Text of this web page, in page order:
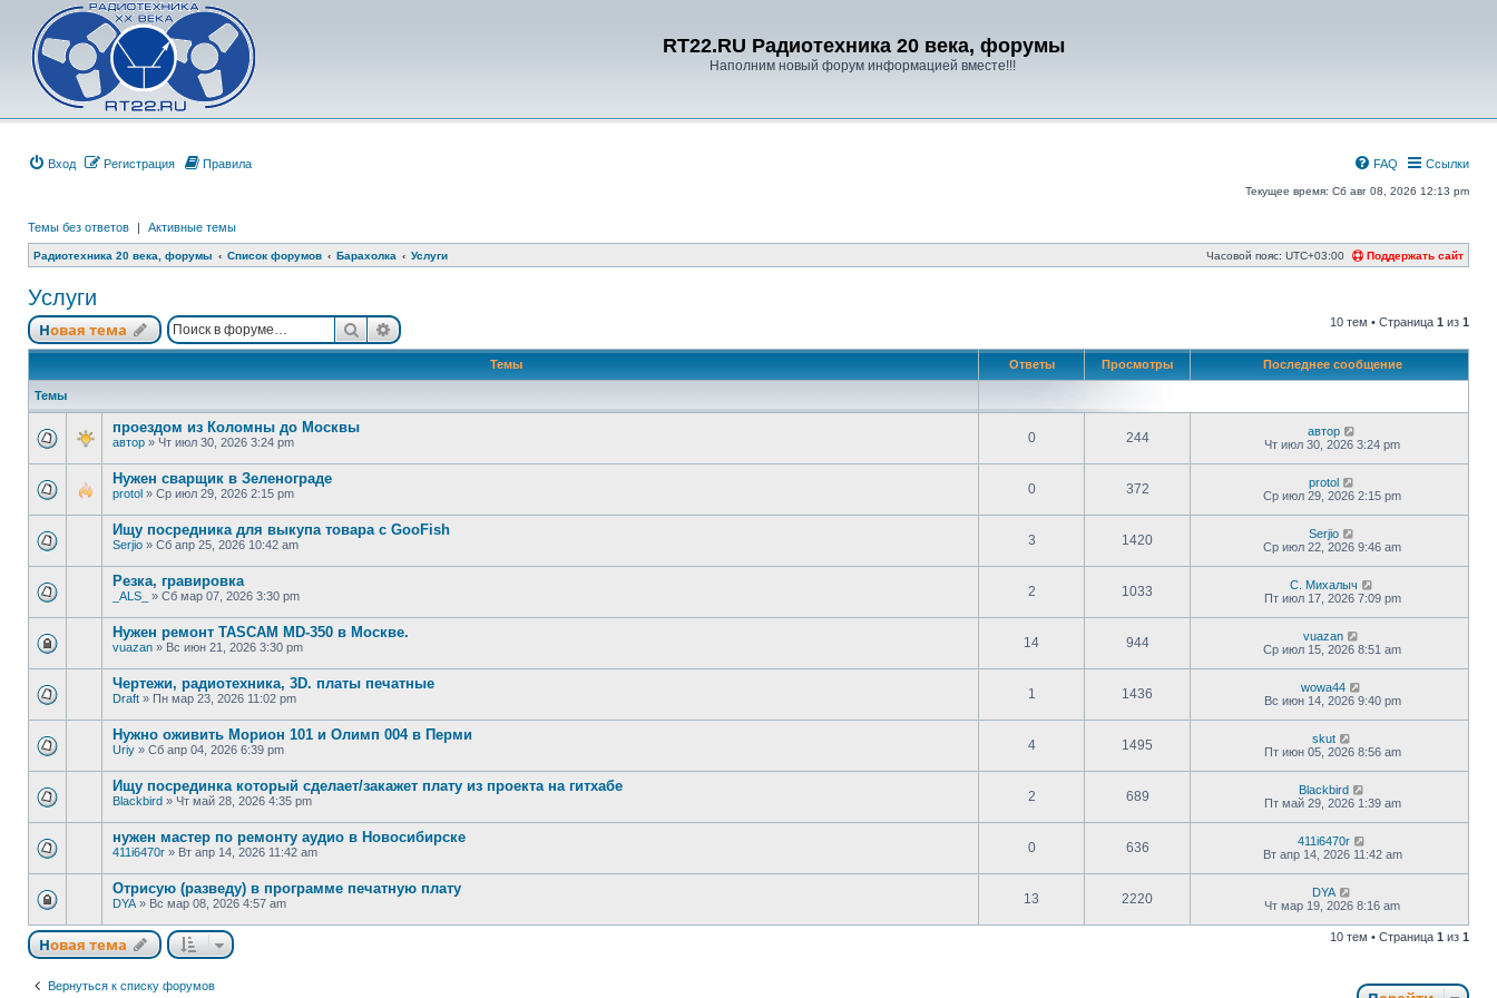
RT22.RU Радиотехника 20 века, форумы
Наполним новый форум информацией вместе!!!
Вход Регистрация Ссылки
FAQ
Правила
Текущее время: Сб авг 08, 2026 12:13 pm
Темы без ответов | Активные темы
Радиотехника 20 века, форумы Список форумов Барахолка Услуги Поддержать сайт
Часовой пояс: UTC+03:00
Услуги
Новая тема ПоискРасширенный поиск 10 тем • Страница 1 из 1
Темы Ответы Просмотры Последнее сообщение
Темы
проездом из Коломны до Москвы
автор » Чт июл 30, 2026 3:24 pm 0 244
автор
Чт июл 30, 2026 3:24 pm
Нужен сварщик в Зеленограде
protol » Ср июл 29, 2026 2:15 pm 0 372
protol
Ср июл 29, 2026 2:15 pm
Ищу посредника для выкупа товара с GooFish
Serjio » Сб апр 25, 2026 10:42 am 3 1420
Serjio
Ср июл 22, 2026 9:46 am
Резка, гравировка
_ALS_ » Сб мар 07, 2026 3:30 pm 2 1033
С. Михалыч
Пт июл 17, 2026 7:09 pm
Нужен ремонт TASCAM MD-350 в Москве.
vuazan » Вс июн 21, 2026 3:30 pm 14 944
vuazan
Ср июл 15, 2026 8:51 am
Чертежи, радиотехника, 3D. платы печатные
Draft » Пн мар 23, 2026 11:02 pm 1 1436
wowa44
Вс июн 14, 2026 9:40 pm
Нужно оживить Морион 101 и Олимп 004 в Перми
Uriy » Сб апр 04, 2026 6:39 pm 4 1495
skut
Пт июн 05, 2026 8:56 am
Ищу посрединка который сделает/закажет плату из проекта на гитхабе
Blackbird » Чт май 28, 2026 4:35 pm 2 689
Blackbird
Пт май 29, 2026 1:39 am
нужен мастер по ремонту аудио в Новосибирске
411i6470r » Вт апр 14, 2026 11:42 am 0 636
411i6470r
Вт апр 14, 2026 11:42 am
Отрисую (разведу) в программе печатную плату
DYA » Вс мар 08, 2026 4:57 am 13 2220
DYA
Чт мар 19, 2026 8:16 am
Новая тема 10 тем • Страница 1 из 1
Вернуться к списку форумов